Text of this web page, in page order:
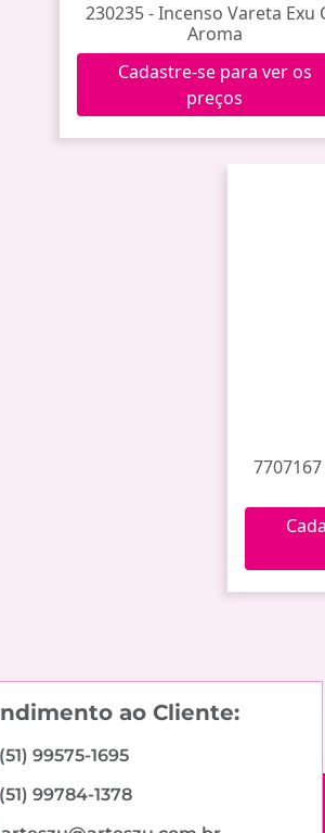
230235 - Incenso Vareta Exu
Aroma
Cadastre-se para ver os
preços
ao Cliente:
(51) 99575-1695
(51) 99784-1378